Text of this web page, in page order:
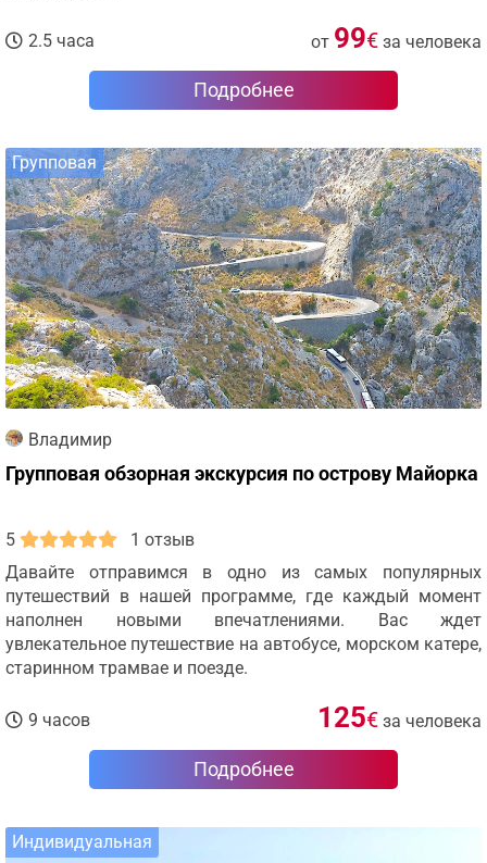
2.5 часа от 99€ за человека
Подробнее
Групповая
Владимир
Групповая обзорная экскурсия по острову Майорка
5
1 отзыв
Давайте отправимся в одно из самых популярных
путешествий в нашей программе, где каждый момент
наполнен новыми впечатлениями. Вас ждет
увлекательное путешествие на автобусе, морском катере,
старинном трамвае и поезде.
9 часов 125€ за человека
Подробнее
Индивидуальная